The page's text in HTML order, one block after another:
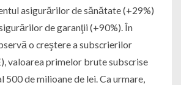
asigurărilor de sănătate (+29%)
de garanţii (+90%). În
o creştere a subscrierilor
valoarea primelor brute subscrise
de milioane de lei. Ca urmare,